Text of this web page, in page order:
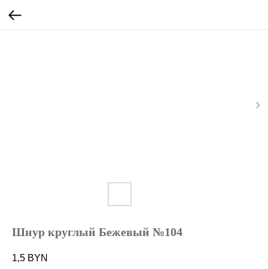
Шнур круглый Бежевый №104
1,5 BYN